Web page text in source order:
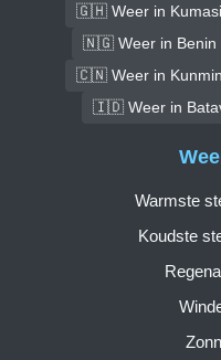
🇬🇭 Weer in Kumasi
🇳🇬 Weer in Benin
🇨🇳 Weer in
🇮🇩 Weer in
Warmste
Koudste